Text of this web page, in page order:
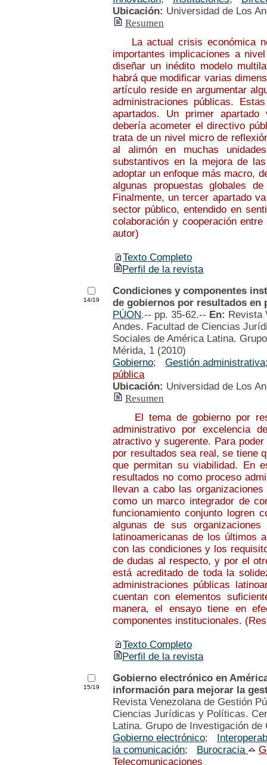
Ubicación: Universidad de Los
Resumen
La actual crisis económica
importantes implicaciones a
diseñar un inédito modelo
habrá que modificar varias
artículo reside en argumentar
administraciones públicas.
apartados. Un primer
debería acometer el directivo
trata de un nivel micro de
al alimón en muchas
substantivos en la mejora de
adoptar un enfoque más macro,
algunas propuestas globales
Finalmente, un tercer apartado
sector público, entendido en
colaboración y cooperación
autor)
Texto Completo
Perfil de la revista
14/19
Condiciones y componentes
de gobiernos por resultados en
PÚON.-- pp. 35-62.-- En: Revista
Andes. Facultad de Ciencias
Sociales de América Latina.
Mérida, 1 (2010)
Gobierno; Gestión administrativa
pública
Ubicación: Universidad de Los
Resumen
El tema de gobierno por
administrativo por excelencia
atractivo y sugerente. Para
por resultados sea real, se tiene
que permitan su viabilidad. En
resultados no como proceso
llevan a cabo las
como un marco integrador de
funcionamiento conjunto logren
algunas de sus
latinoamericanas de los últimos
con las condiciones y los
de dudas al respecto, y por el
está acreditado de toda la
administraciones públicas
cuentan con elementos
manera, el ensayo tiene en
componentes institucionales.
Texto Completo
Perfil de la revista
15/19
Gobierno electrónico en
información para mejorar la
Revista Venezolana de Gestión
Ciencias Jurídicas y Políticas.
Latina. Grupo de Investigación
Gobierno electrónico;
la comunicación; Burocracia
Telecomunicaciones